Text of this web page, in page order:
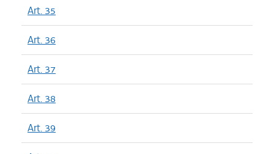
Art. 35
Art. 36
Art. 37
Art. 38
Art. 39